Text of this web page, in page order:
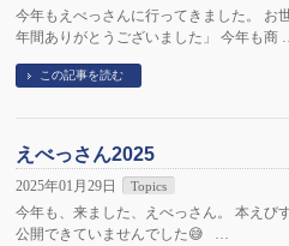
今年もえべっさんに行ってきました。 お
年間ありがとうございました」 今年も商
この記事を読む
えべっさん2025
2025年01月29日 Topics
今年も、来ました、えべっさん。 本えび
公開できていませんでした😅 …